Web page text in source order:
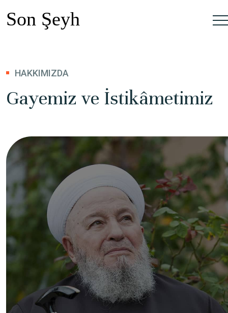
HAKKIMIZDA
Gayemiz ve İstikâmetimiz